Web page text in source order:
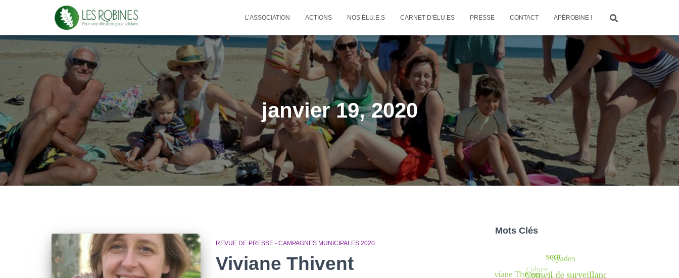
L’ASSOCIATION ACTIONS NOS ÉLU.E.S CARNET D’ÉLU.ES PRESSE CONTACT APÉROBINE !
janvier 19, 2020
REVUE DE PRESSE - CAMPAGNES MUNICIPALES 2020
Viviane Thivent
Mots Clés